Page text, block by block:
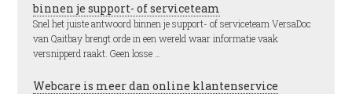
binnen je support- of serviceteam
Snel het juiste antwoord binnen je support- of serviceteam VersaDoc
van Qaitbay brengt orde in een wereld waar informatie vaak
versnipperd raakt. Geen losse …
Webcare is meer dan online klantenservice